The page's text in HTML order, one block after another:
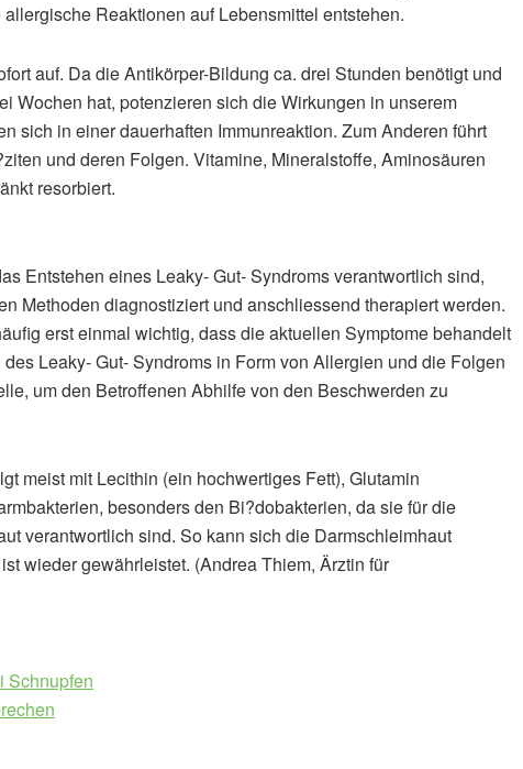
Reaktionen auf Lebensmittel entstehen.
auf. Da die Antikörper-Bildung ca. drei Stunden benötigt und
Wochen hat, potenzieren sich die Wirkungen in unserem
sich in einer dauerhaften Immunreaktion. Zum Anderen führt
und deren Folgen. Vitamine, Mineralstoffe, Aminosäuren
resorbiert.
Entstehen eines Leaky- Gut- Syndroms verantwortlich sind,
Methoden diagnostiziert und anschliessend therapiert werden.
erst einmal wichtig, dass die aktuellen Symptome behandelt
Leaky- Gut- Syndroms in Form von Allergien und die Folgen
um den Betroffenen Abhilfe von den Beschwerden zu
meist mit Lecithin (ein hochwertiges Fett), Glutamin
besonders den Bi?dobakterien, da sie für die
verantwortlich sind. So kann sich die Darmschleimhaut
wieder gewährleistet. (Andrea Thiem, Ärztin für
Schnupfen